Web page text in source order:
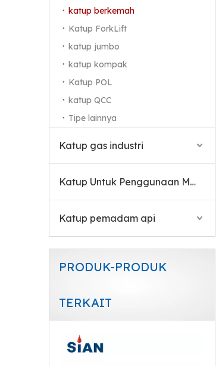
katup berkemah
Katup ForkLift
katup jumbo
katup kompak
Katup POL
katup QCC
Tipe lainnya
Katup gas industri
Katup Untuk Penggunaan Medis
Katup pemadam api
PRODUK-PRODUK
TERKAIT